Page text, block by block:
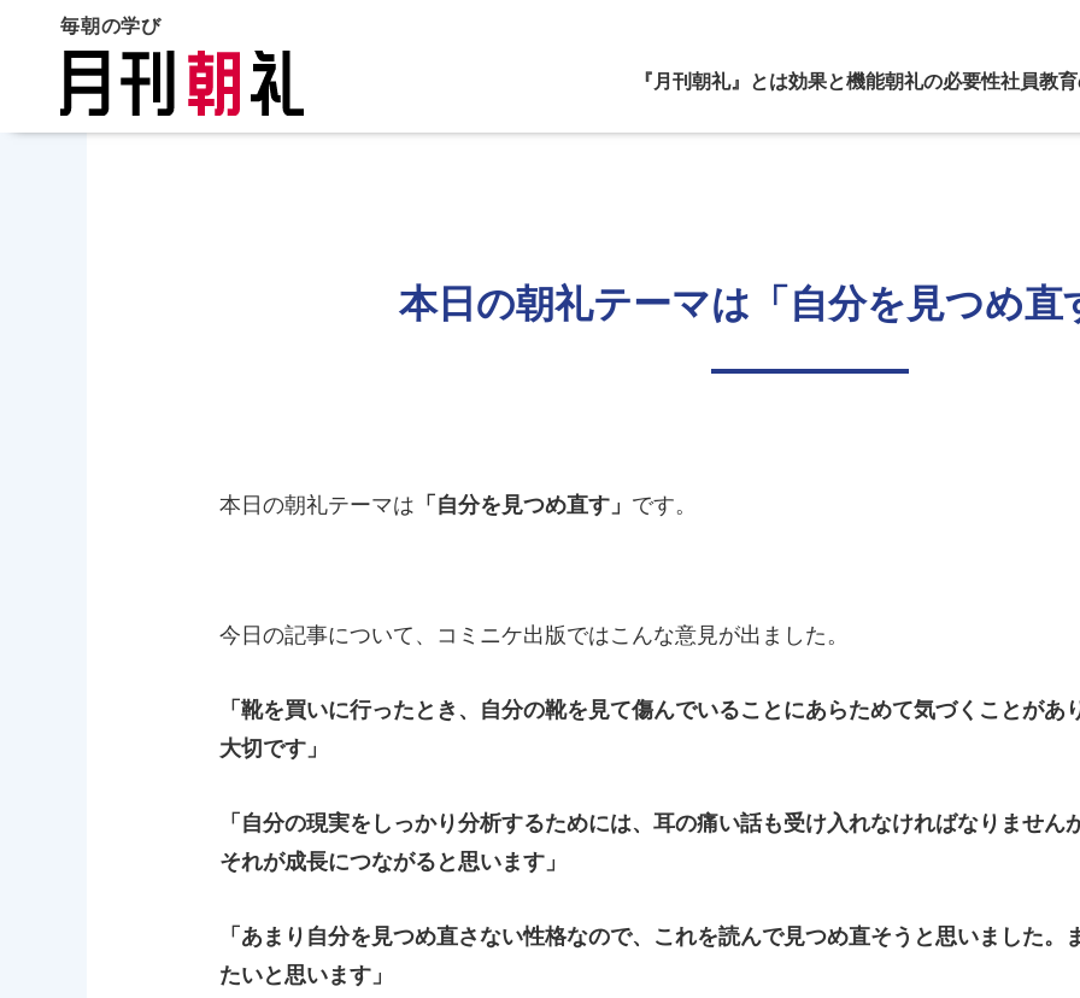
毎朝の学び
『月刊朝礼』とは効果と機能朝礼の必要性社員教
本日の朝礼テーマは「自分を見つめ直
本日の朝礼テーマは 「自分を見つめ直す」 です。
今日の記事について、コミニケ出版ではこんな意見が出ました。
「靴を買いに行ったとき、自分の靴を見て傷んでいることにあらためて気づくことが
大切です」
「自分の現実をしっかり分析するためには、耳の痛い話も受け入れなければなりませ
それが成長につながると思います」
「あまり自分を見つめ直さない性格なので、これを読んで見つめ直そうと思いました
たいと思います」